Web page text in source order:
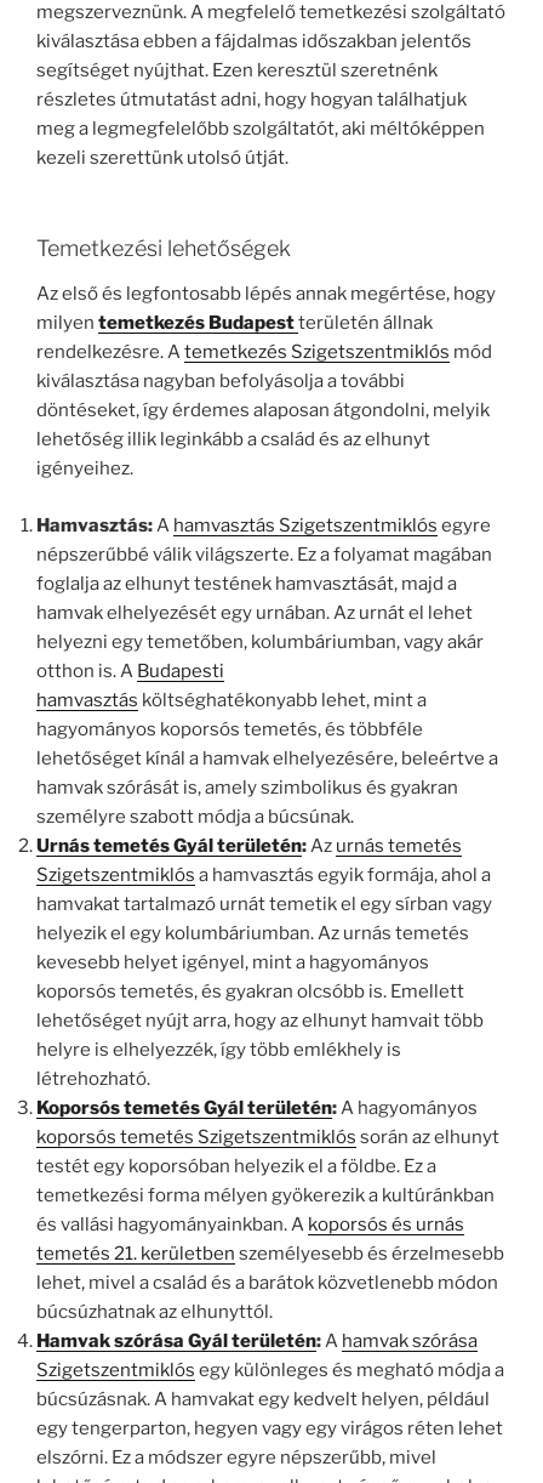
megszerveznünk. A megfelelő temetkezési szolgáltató
kiválasztása ebben a fájdalmas időszakban jelentős
segítséget nyújthat. Ezen keresztül szeretnénk
részletes útmutatást adni, hogy hogyan találhatjuk
meg a legmegfelelőbb szolgáltatót, aki méltóképpen
kezeli szerettünk utolsó útját.
Temetkezési lehetőségek
Az első és legfontosabb lépés annak megértése, hogy
milyen temetkezés Budapestterületén állnak
rendelkezésre. Atemetkezés Szigetszentmiklós mód
kiválasztása nagyban befolyásolja a további
döntéseket, így érdemes alaposan átgondolni, melyik
lehetőség illik leginkább a család és az elhunyt
igényeihez.
Hamvasztás:A hamvasztás Szigetszentmiklós egyre
népszerűbbé válik világszerte. Ez a folyamat magában
foglalja az elhunyt testének hamvasztását, majd a
hamvak elhelyezését egy urnában. Az urnát el lehet
helyezni egy temetőben, kolumbáriumban, vagy akár
otthon is. A Budapesti
hamvasztás költséghatékonyabb lehet, mint a
hagyományos koporsós temetés, és többféle
lehetőséget kínál a hamvak elhelyezésére, beleértve a
hamvak szórását is, amely szimbolikus és gyakran
személyre szabott módja a búcsúnak.
Urnás temetés Gyál területén:Az urnás temetés
Szigetszentmiklós a hamvasztás egyik formája, ahol a
hamvakat tartalmazó urnát temetik el egy sírban vagy
helyezik el egy kolumbáriumban. Az urnás temetés
kevesebb helyet igényel, mint a hagyományos
koporsós temetés, és gyakran olcsóbb is. Emellett
lehetőséget nyújt arra, hogy az elhunyt hamvait több
helyre is elhelyezzék, így több emlékhely is
létrehozható.
Koporsós temetés Gyál területén:A hagyományos
koporsós temetés Szigetszentmiklós során az elhunyt
testét egy koporsóban helyezik el a földbe. Ez a
temetkezési forma mélyen gyökerezik a kultúránkban
és vallási hagyományainkban. A koporsós és urnás
temetés 21. kerületben személyesebb és érzelmesebb
lehet, mivel a család és a barátok közvetlenebb módon
búcsúzhatnak az elhunyttól.
Hamvak szórása Gyál területén:A hamvak szórása
Szigetszentmiklós egy különleges és megható módja a
búcsúzásnak. A hamvakat egy kedvelt helyen, például
egy tengerparton, hegyen vagy egy virágos réten lehet
elszórni. Ez a módszer egyre népszerűbb, mivel